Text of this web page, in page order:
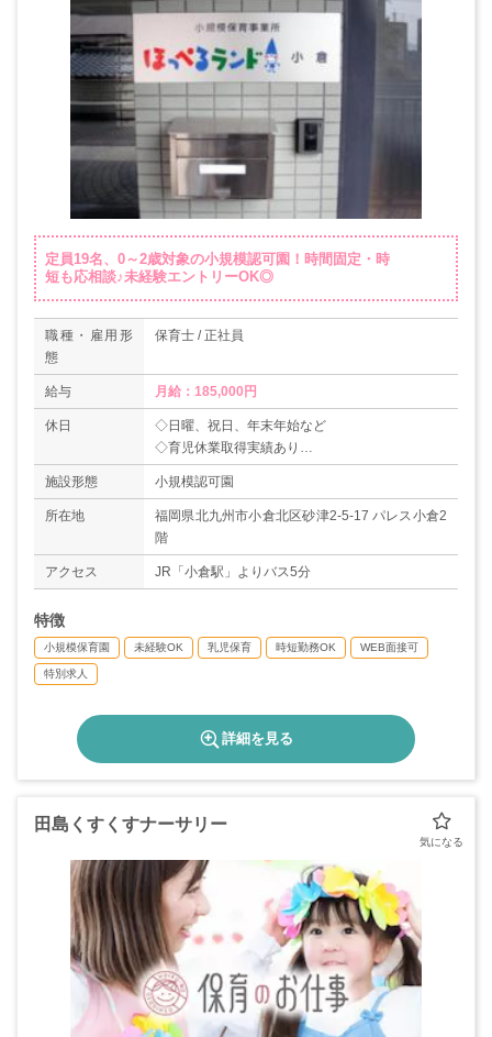
定員19名、0～2歳対象の小規模認可園！時間固定・時
短も応相談♪未経験エントリーOK◎
職種・雇用形
態
保育士 / 正社員
給与 月給：185,000円
休日
◇日曜、祝日、年末年始など
◇育児休業取得実績あり
＊年間休日114日+夏季休暇3日（年度により変動
あり）
施設形態 小規模認可園
所在地
福岡県北九州市小倉北区砂津2-5-17 パレス小倉2
階
アクセス JR「小倉駅」よりバス5分
特徴
小規模保育園 未経験OK 乳児保育 時短勤務OK WEB面接可
特別求人
詳細を見る
田島くすくすナーサリー